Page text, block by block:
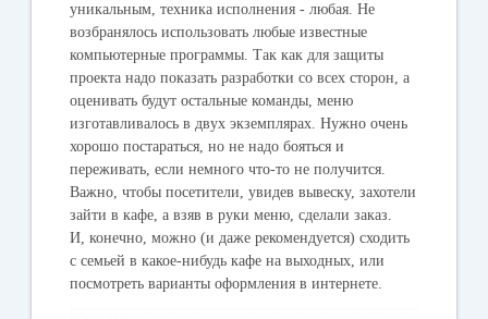
уникальным, техника исполнения - любая. Не
возбранялось использовать любые известные
компьютерные программы. Так как для защиты
проекта надо показать разработки со всех сторон, а
оценивать будут остальные команды, меню
изготавливалось в двух экземплярах. Нужно очень
хорошо постараться, но не надо бояться и
переживать, если немного что-то не получится.
Важно, чтобы посетители, увидев вывеску, захотели
зайти в кафе, а взяв в руки меню, сделали заказ.
И, конечно, можно (и даже рекомендуется) сходить
с семьей в какое-нибудь кафе на выходных, или
посмотреть варианты оформления в интернете.